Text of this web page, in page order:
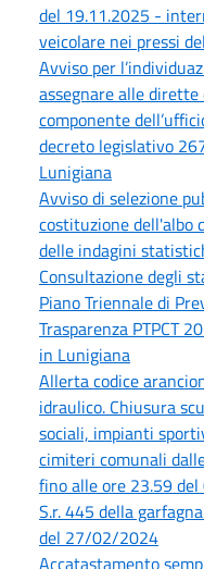
del 19.11.2025 -
veicolare nei pressi
Avviso per
assegnare alle dirette
componente
decreto legislativo
Lunigiana
Avviso di selezione
costituzione dell'albo
delle indagini
Consultazione degli
Piano Triennale di
Trasparenza PTPCT
in Lunigiana
Allerta codice
idraulico. Chiusura
sociali, impianti
cimiteri comunali
fino alle ore 23.59
S.r. 445 della
del 27/02/2024
Accatastamento